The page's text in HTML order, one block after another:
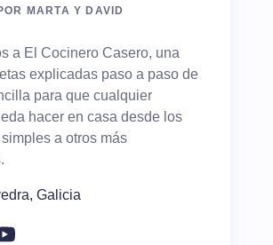
MARTA Y DAVID
a El Cocinero Casero, una
explicadas paso a paso de
para que cualquier
hacer en casa desde los
a otros más
Galicia